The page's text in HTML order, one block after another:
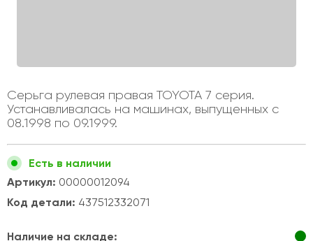
Серьга рулевая правая TOYOTA 7 серия.
Устанавливалась на машинах, выпущенных с
08.1998 по 09.1999.
Есть в наличии
Артикул: 00000012094
Код детали: 437512332071
Наличие на складе: